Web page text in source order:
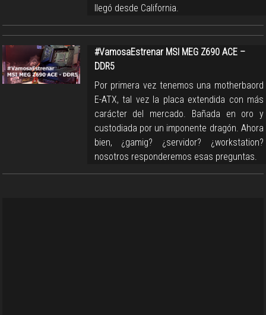
llegó desde California.
#VamosaEstrenar MSI MEG Z690 ACE –
DDR5
Por primera vez tenemos una motherbaord
E-ATX, tal vez la placa extendida con más
carácter del mercado. Bañada en oro y
custodiada por un imponente dragón. Ahora
bien, ¿gamig? ¿servidor? ¿workstation?
nosotros responderemos esas preguntas.